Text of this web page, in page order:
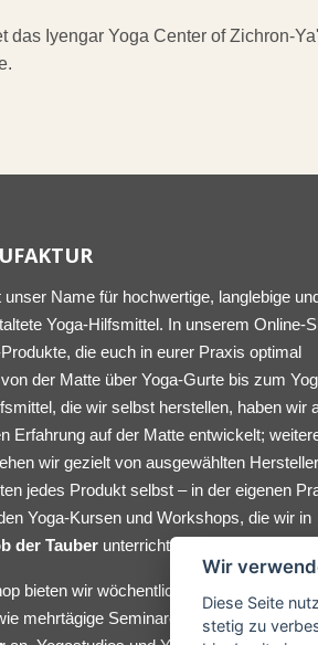
das Iyengar Yoga Center of Zichron-
unser Name für hochwertige, langlebige
Yoga-Hilfsmittel. In unserem Online-
die euch in eurer Praxis optimal
der Matte über Yoga-Gurte bis zum
die wir selbst herstellen, haben wir
Erfahrung auf der Matte entwickelt;
wir gezielt von ausgewählten
jedes Produkt selbst – in der eigenen
Yoga-Kursen und Workshops, die wir in
der Tauber unterrichten.
bieten wir wöchentlichen Yoga-Unterricht
mehrtägige Seminare in der Tradition von
Wir
Diese Seite
stetig zu